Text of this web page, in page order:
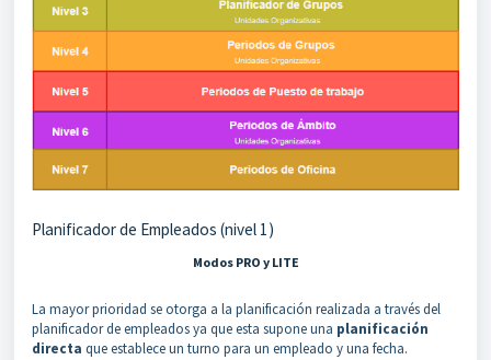
Planificador de Empleados (nivel 1)
Modos PRO y LITE
La mayor prioridad se otorga a la planificación realizada a través del
planificador de empleados ya que esta supone una planificación
directa que establece un turno para un empleado y una fecha.